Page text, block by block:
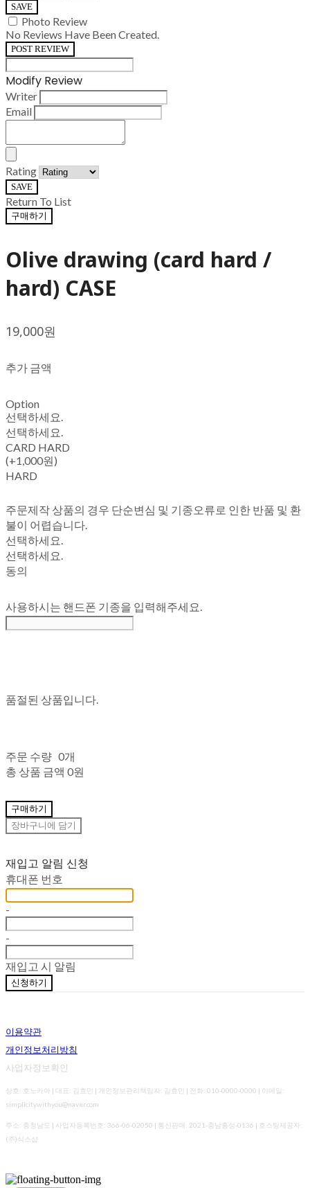
SAVE
Photo Review
No Reviews Have Been Created.
POST REVIEW
Modify Review
Writer
Email
Rating
SAVE
Return To List
구매하기
Olive drawing (card hard /
hard) CASE
19,000원
추가 금액
Option
선택하세요.
선택하세요.
CARD HARD
(+1,000원)
HARD
주문제작 상품의 경우 단순변심 및 기종오류로 인한 반품 및 환
불이 어렵습니다.
선택하세요.
선택하세요.
동의
사용하시는 핸드폰 기종을 입력해주세요.
품절된 상품입니다.
주문 수량 0개
총 상품 금액 0원
구매하기
장바구니에 담기
재입고 알림 신청
휴대폰 번호
-
-
재입고 시 알림
신청하기
이용약관
개인정보처리방침
사업자정보확인
상호: 호노카아 | 대표: 김효민 | 개인정보관리책임자: 김효민 | 전화: 010-0000-0000 | 이메일:
simplicitywithyou@naver.com
주소: 충청남도 | 사업자등록번호: 366-06-02050 | 통신판매: 2021-충남홍성-0136 | 호스팅제공자:
(주)식스샵